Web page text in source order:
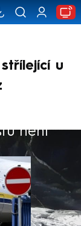
u
není